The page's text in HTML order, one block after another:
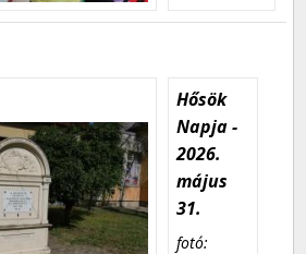
Hősök
Napja -
2026.
május
31.
fotó: